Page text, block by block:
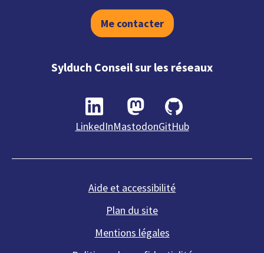
Me contacter
Sylduch Conseil sur les réseaux
LinkedInMastodonGitHub
Aide et accessibilité
Plan du site
Mentions légales